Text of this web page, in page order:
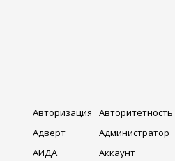
Авторизация
Авторитетность
Адверт
Администратор
АИДА
Аккаунт